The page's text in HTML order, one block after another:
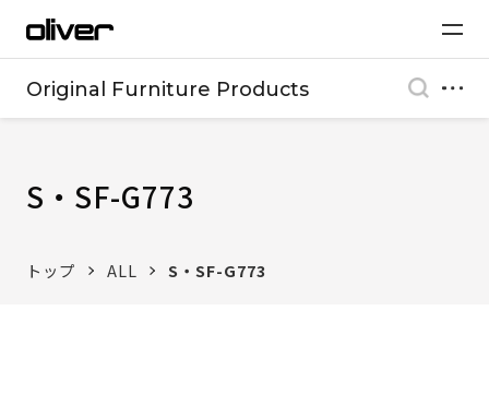
Original Furniture Products
S・SF-G773
トップ ALL S・SF-G773